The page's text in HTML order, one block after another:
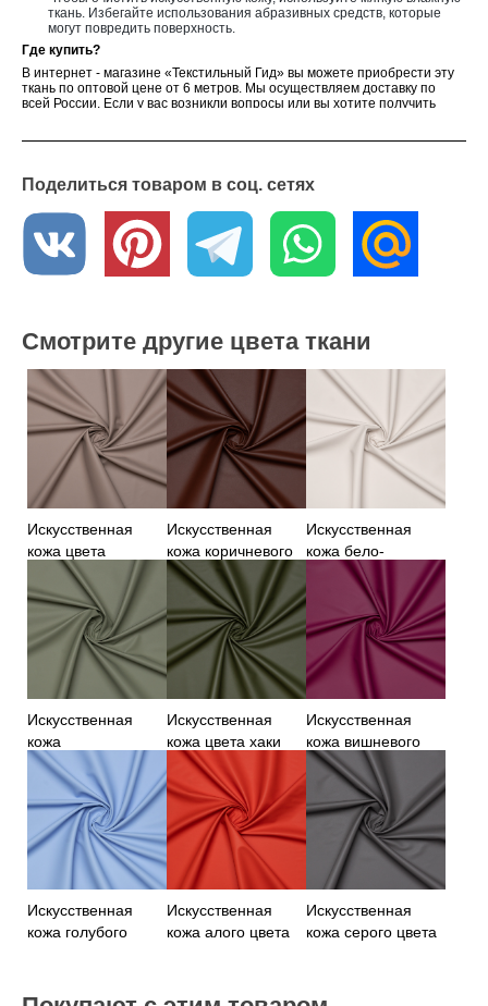
ткань. Избегайте использования абразивных средств, которые
могут повредить поверхность.
Где купить?
В интернет - магазине «Текстильный Гид» вы можете приобрести эту
ткань по оптовой цене от 6 метров. Мы осуществляем доставку по
всей России. Если у вас возникли вопросы или вы хотите получить
Поделиться товаром в соц. сетях
Смотрите другие цвета ткани
Искусственная
кожа цвета
темного какао
Искусственная
кожа коричневого
цвета
Искусственная
кожа бело-
молочного цвета
Искусственная
кожа
фисташкового
цвета
Искусственная
кожа цвета хаки
Искусственная
кожа вишневого
цвета
Искусственная
кожа голубого
Искусственная
кожа алого цвета
Искусственная
кожа серого цвета